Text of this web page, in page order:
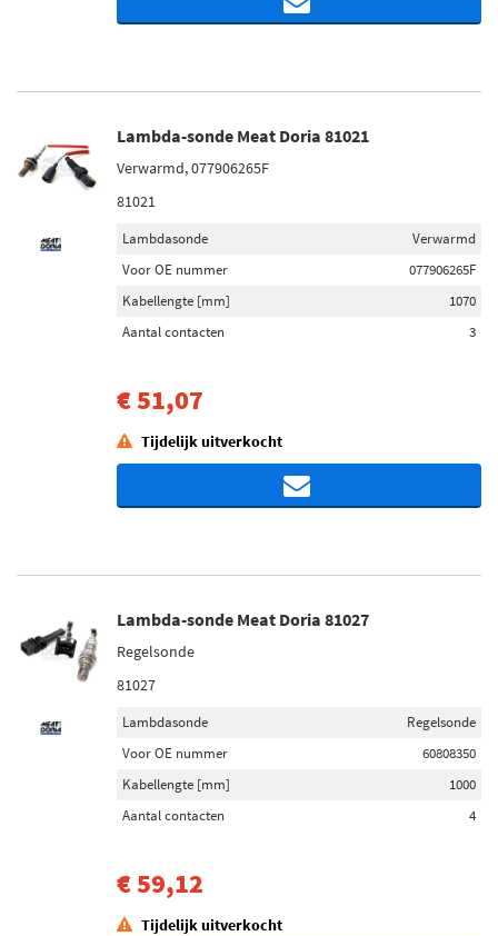
Lambda-sonde Meat Doria 81021
Verwarmd, 077906265F
81021
Lambdasonde
Verwarmd
Voor OE nummer
077906265F
Kabellengte [mm]
1070
Aantal contacten
3
€ 51,07
Tijdelijk uitverkocht
Lambda-sonde Meat Doria 81027
Regelsonde
81027
Lambdasonde
Regelsonde
Voor OE nummer
60808350
Kabellengte [mm]
1000
Aantal contacten
4
€ 59,12
Tijdelijk uitverkocht